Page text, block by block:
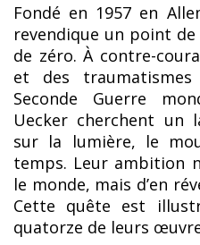
Fondé en 1957 en
revendique un point
de zéro. À contre-
et des
Seconde Guerre
Uecker cherchent un
sur la lumière, le
temps. Leur ambition
le monde, mais d’en
Cette quête est
quatorze de leurs